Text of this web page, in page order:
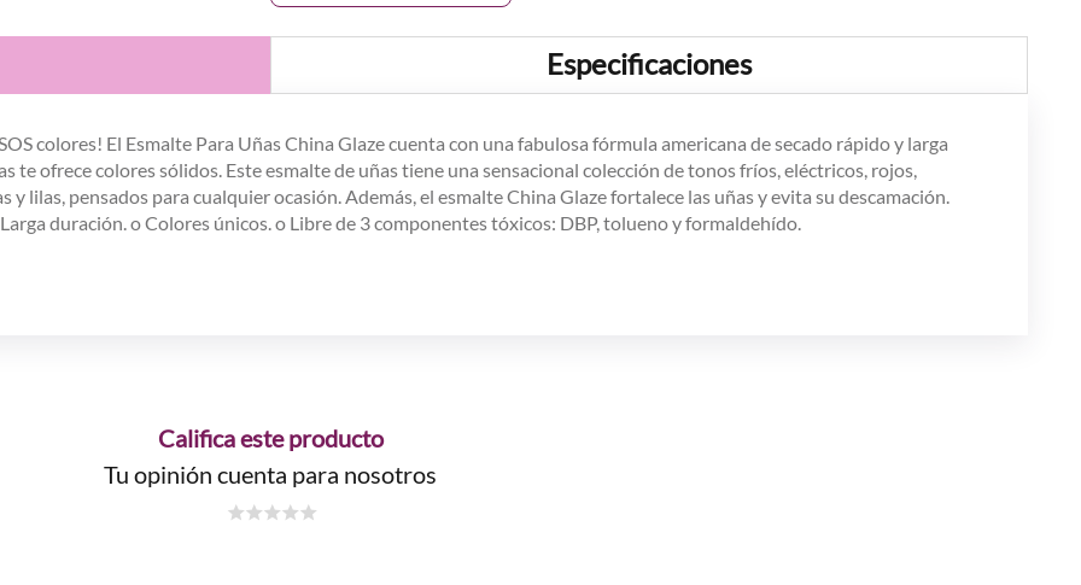
Especificaciones
colores! El Esmalte Para Uñas China Glaze cuenta con una fabulosa fórmula americana de secado rápido y larga
te ofrece colores sólidos. Este esmalte de uñas tiene una sensacional colección de tonos fríos, eléctricos, rojos,
y lilas, pensados para cualquier ocasión. Además, el esmalte China Glaze fortalece las uñas y evita su descamación.
duración. o Colores únicos. o Libre de 3 componentes tóxicos: DBP, tolueno y formaldehído.
Califica este producto
Tu opinión cuenta para nosotros